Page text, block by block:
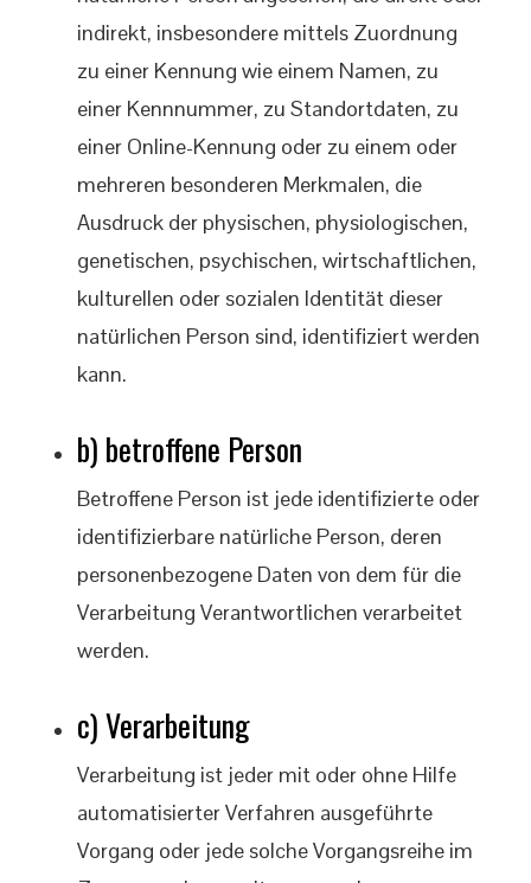
indirekt, insbesondere mittels Zuordnung
zu einer Kennung wie einem Namen, zu
einer Kennnummer, zu Standortdaten, zu
einer Online-Kennung oder zu einem oder
mehreren besonderen Merkmalen, die
Ausdruck der physischen, physiologischen,
genetischen, psychischen, wirtschaftlichen,
kulturellen oder sozialen Identität dieser
natürlichen Person sind, identifiziert werden
kann.
b) betroffene Person
Betroffene Person ist jede identifizierte oder
identifizierbare natürliche Person, deren
personenbezogene Daten von dem für die
Verarbeitung Verantwortlichen verarbeitet
werden.
c) Verarbeitung
Verarbeitung ist jeder mit oder ohne Hilfe
automatisierter Verfahren ausgeführte
Vorgang oder jede solche Vorgangsreihe im